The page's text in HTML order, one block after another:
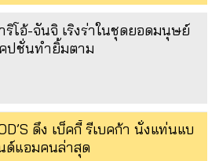
ริโอ้-จันจิ เริงร่าในชุดยอดมนุษย์
ปชั่นทำยิ้มตาม
ดึง เบ็คกี้ รีเบคก้า นั่งแท่นแบ
ด์แอมคนล่าสุด